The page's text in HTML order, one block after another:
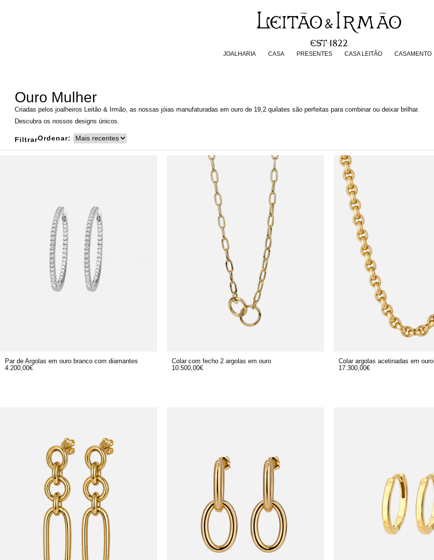
JOALHARIA CASA PRESENTES CASA LEITÃO CASAMENTO
PRESENTES CASA LEITÃO
Ouro Mulher
Criadas pelos joalheiros Leitão & Irmão, as nossas jóias manufaturadas em ouro de 19,2 quilates são perfeitas para combinar ou deixar brilhar.
Descubra os nossos designs únicos.
FiltrarOrdenar:
Par de Argolas em ouro branco com diamantes
4.200,00€
Colar com fecho 2 argolas em ouro
10.500,00€
Colar argolas acetinadas em ouro
17.300,00€